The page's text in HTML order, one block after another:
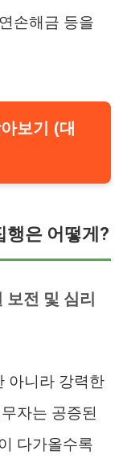
손해금 등을
보기 (대
행은 어떻게?
보전 및 심리
아니라 강력한
자는 공증된
다가올수록